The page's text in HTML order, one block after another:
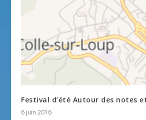
Festival d’été Autour des notes
6 juin 2016